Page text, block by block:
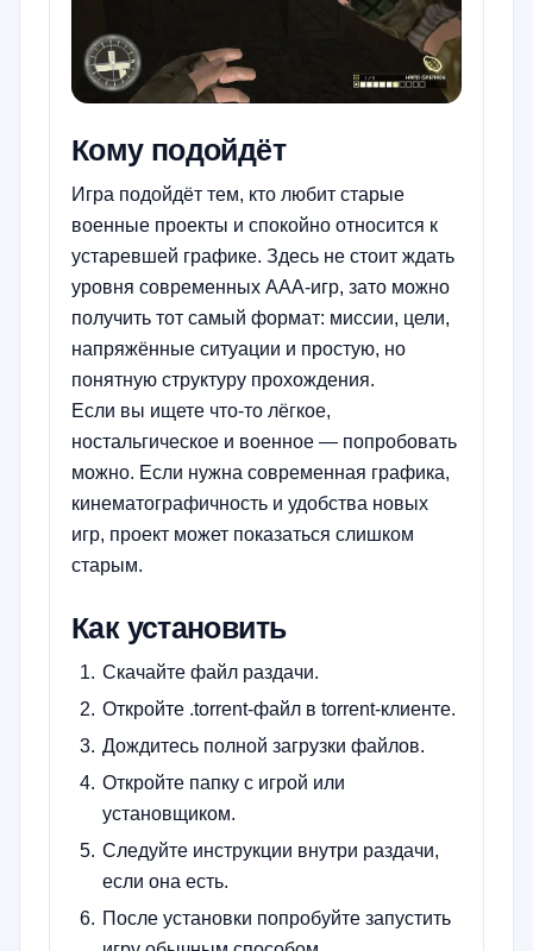
Кому подойдёт
Игра подойдёт тем, кто любит старые
военные проекты и спокойно относится к
устаревшей графике. Здесь не стоит ждать
уровня современных AAA-игр, зато можно
получить тот самый формат: миссии, цели,
напряжённые ситуации и простую, но
понятную структуру прохождения.
Если вы ищете что-то лёгкое,
ностальгическое и военное — попробовать
можно. Если нужна современная графика,
кинематографичность и удобства новых
игр, проект может показаться слишком
старым.
Как установить
Скачайте файл раздачи.
Откройте .torrent-файл в torrent-клиенте.
Дождитесь полной загрузки файлов.
Откройте папку с игрой или
установщиком.
Следуйте инструкции внутри раздачи,
если она есть.
После установки попробуйте запустить